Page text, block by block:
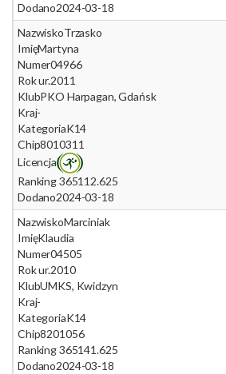
Dodano2024-03-18
NazwiskoTrzasko
ImięMartyna
Numer04966
Rok ur.2011
KlubPKO Harpagan, Gdańsk
Kraj-
KategoriaK14
Chip8010311
Licencja
Ranking 365112.625
Dodano2024-03-18
NazwiskoMarciniak
ImięKlaudia
Numer04505
Rok ur.2010
KlubUMKS, Kwidzyn
Kraj-
KategoriaK14
Chip8201056
Ranking 365141.625
Dodano2024-03-18